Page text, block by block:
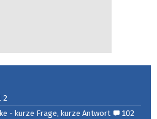
2
- kurze Frage, kurze Antwort
102